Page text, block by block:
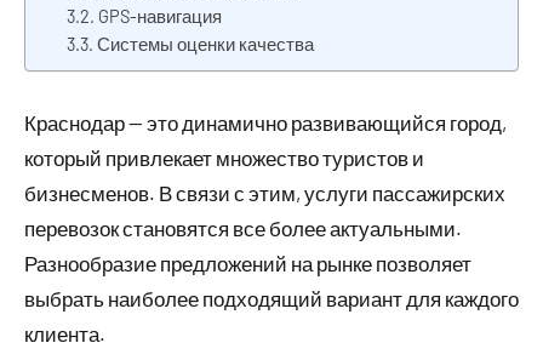
GPS-навигация
Системы оценки качества
Краснодар — это динамично развивающийся город,
который привлекает множество туристов и
бизнесменов. В связи с этим, услуги пассажирских
перевозок становятся все более актуальными.
Разнообразие предложений на рынке позволяет
выбрать наиболее подходящий вариант для каждого
клиента.